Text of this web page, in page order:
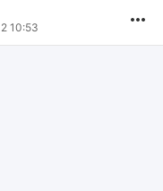
10:53